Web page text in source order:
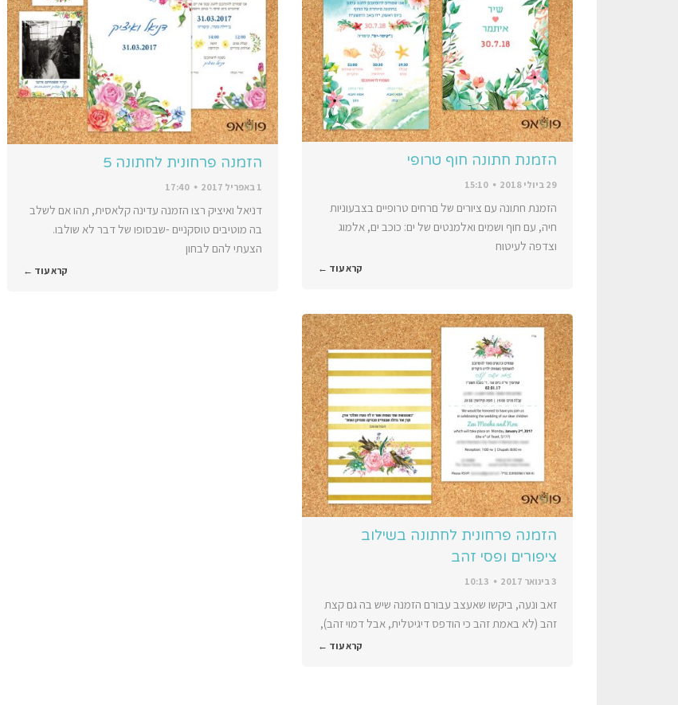
הזמנת חתונה חוף טרופי
29 ביולי 2018 15:10
הזמנת חתונה עם ציורים של םרחים טרופיים בצבעוניות
חיה, עם חוף ושמים ואלמנטים של ים: כוכב ים, אלמוג
וצדפה לעיטוח
קרא עוד ←
הזמנה פרחונית לחתונה 5
1 באפריל 2017 17:40
דניאל ואיציק רצו הזמנה עדינה קלאסית, תהו אם לשלב
בה מוטיבים טוסקניים -שבסופו של דבר לא שולבו.
הצעתי להם לבחון
קרא עוד ←
הזמנה פרחונית לחתונה בשילוב
ציפורים ופסי זהב
3 בינואר 2017 10:13
זאב ונעה, ביקשו שאעצב עבורם הזמנה שיש בה גם קצת
זהב (לא באמת זהב כי הודפס דיגיטלית, אבל דמוי זהב),
קרא עוד ←